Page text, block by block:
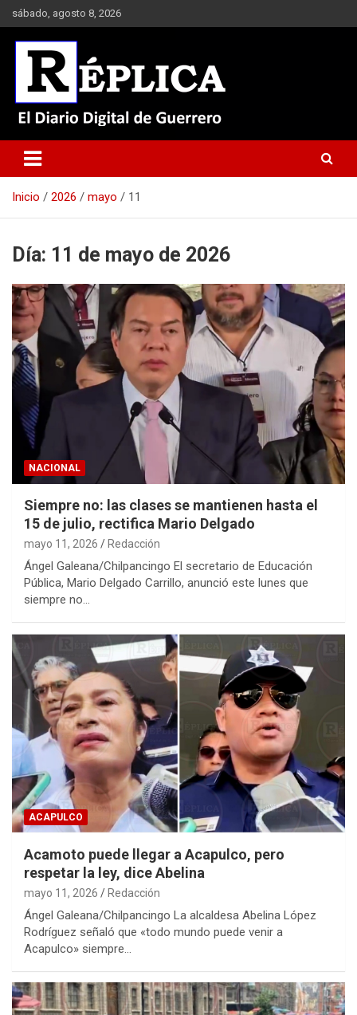
Saltar
al
contenido
sábado, agosto 8, 2026
Réplica
Inicio 2026 mayo 11
Día: 11 de mayo de 2026
NACIONAL
Siempre no: las clases se mantienen hasta el
15 de julio, rectifica Mario Delgado
mayo 11, 2026 Redacción
Ángel Galeana/Chilpancingo El secretario de Educación
Pública, Mario Delgado Carrillo, anunció este lunes que
siempre no…
ACAPULCO
Acamoto puede llegar a Acapulco, pero
respetar la ley, dice Abelina
mayo 11, 2026 Redacción
Ángel Galeana/Chilpancingo La alcaldesa Abelina López
Rodríguez señaló que «todo mundo puede venir a
Acapulco» siempre…